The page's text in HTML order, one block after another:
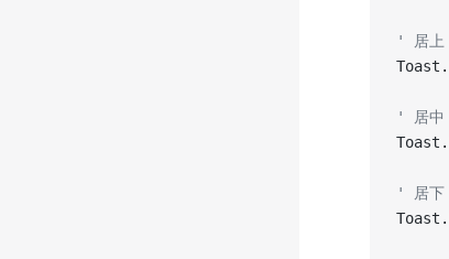
' 居上
Toast.
' 居中
Toast.
' 居下
Toast.